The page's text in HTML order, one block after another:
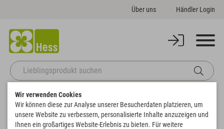
Über uns Händler Login
Startseite Naturdeko
Zurück zur Artikelübersicht
Wir verwenden Cookies
Wir können diese zur Analyse unserer Besucherdaten platzieren, um
unsere Website zu verbessern, personalisierte Inhalte anzuzeigen und
Ihnen ein großartiges Website-Erlebnis zu bieten. Für weitere